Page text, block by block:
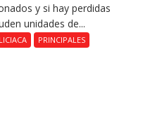
y si hay perdidas
unidades de...
PRINCIPALES